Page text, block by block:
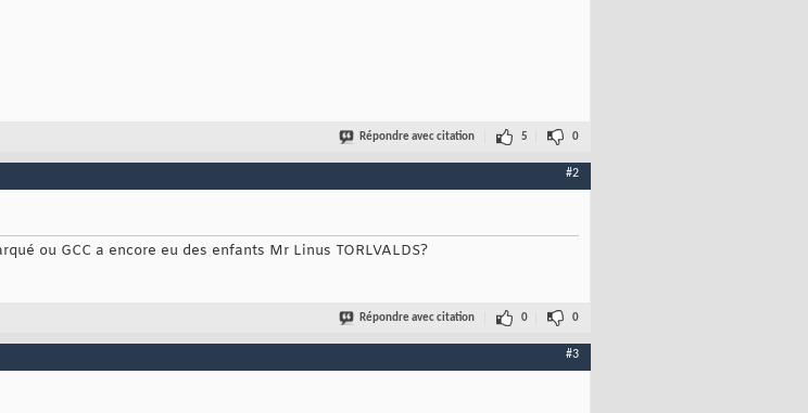
Répondre avec citation 5 0
#2
ou GCC a encore eu des enfants Mr Linus TORLVALDS?
Répondre avec citation 0 0
#3